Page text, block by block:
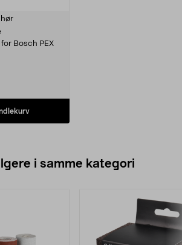
Bosch PEX
i samme kategori